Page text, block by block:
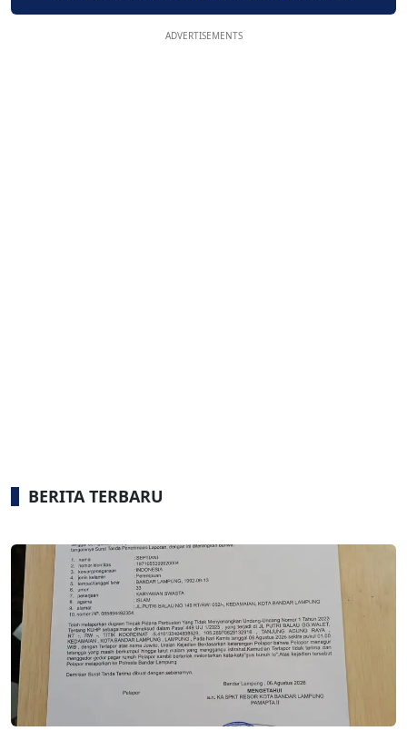
ADVERTISEMENTS
BERITA TERBARU